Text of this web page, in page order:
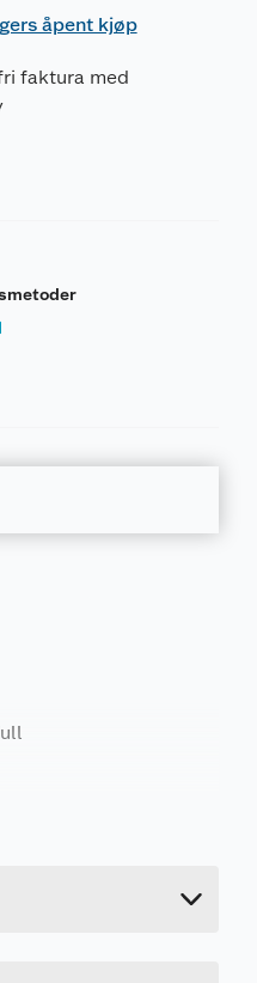
åpent kjøp
faktura med